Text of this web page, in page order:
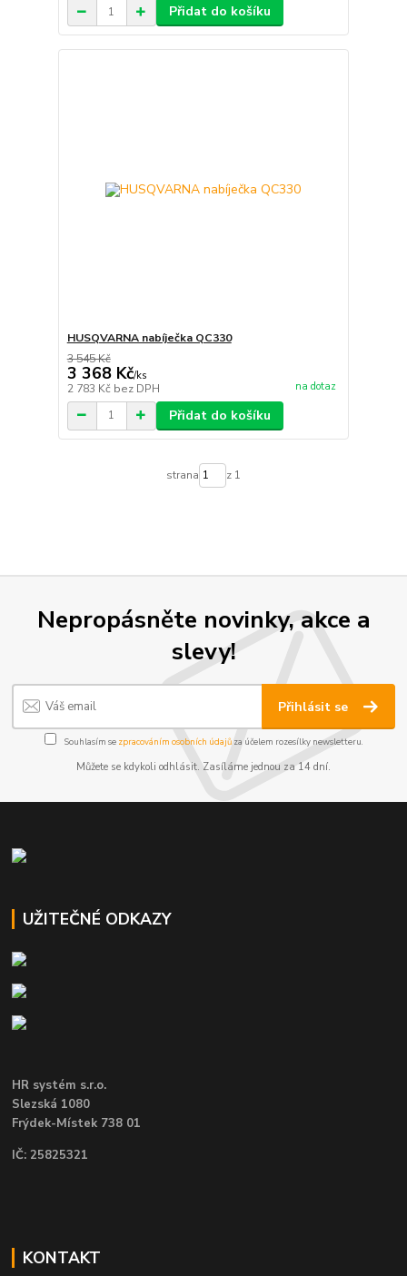
Přidat do košíku
HUSQVARNA nabíječka QC330
3 545 Kč
3 368 Kč/ks
2 783 Kč bez DPH na dotaz
Přidat do košíku
strana z 1
Nepropásněte novinky, akce a
slevy!
Přihlásit se
Souhlasím se zpracováním osobních údajůza účelem rozesílky newsletteru.
Můžete se kdykoli odhlásit. Zasíláme jednou za 14 dní.
UŽITEČNÉ ODKAZY
HR systém s.r.o.
Slezská 1080
Frýdek-Místek 738 01
IČ: 25825321
KONTAKT